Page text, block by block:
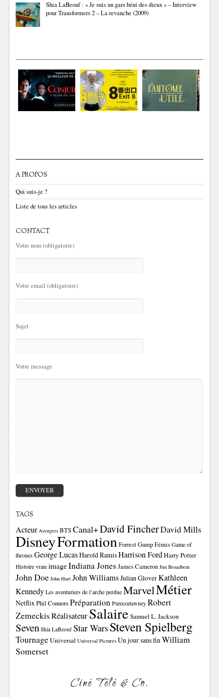
Shia LaBeouf : « Je suis un gars béni des dieux » – Interview
pour Transformers 2 – La revanche (2009)
A PROPOS
Qui suis-je ?
Liste de tous les articles
CONTACT
Votre nom (obligatoire)
Votre email (obligatoire)
Sujet
Votre message
TAGS
Acteur Avengers BTSCanal+David FincherDavid Mills
DisneyFormationForrest GumpFémis Game of
thrones George LucasHarold RamisHarrison FordHarry Potter
Histoire vraie imageIndiana Jones James Cameron Jim Broadbent
John Doe John Hurt John WilliamsJulian GloverKathleen
Kennedy Les aventuriers de l’arche perdue MarvelMétier
NetflixPhil ConnorsPréparation Punxsutawney Robert
ZemeckisRéalisateurSalaire Samuel L. Jackson
Seven Shia LaBeouf Star WarsSteven Spielberg
TournageUniversal Universal Pictures Un jour sans finWilliam
Somerset
Ciné Télé & Co.